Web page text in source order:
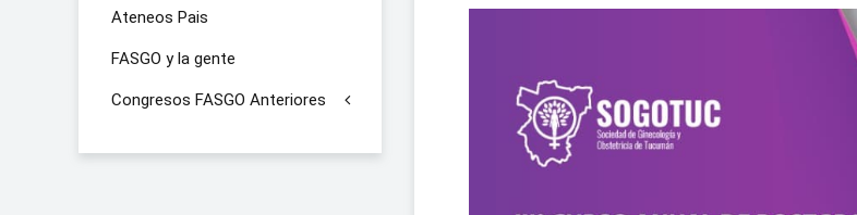
Ateneos Pais
FASGO y la gente
Congresos FASGO Anteriores